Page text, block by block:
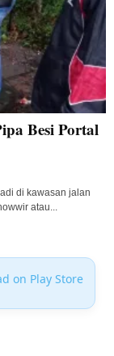
Besi Portal
di kawasan jalan
atau...